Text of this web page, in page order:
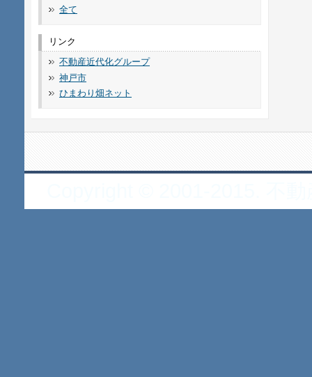
全て
リンク
不動産近代化グループ
神戸市
ひまわり畑ネット